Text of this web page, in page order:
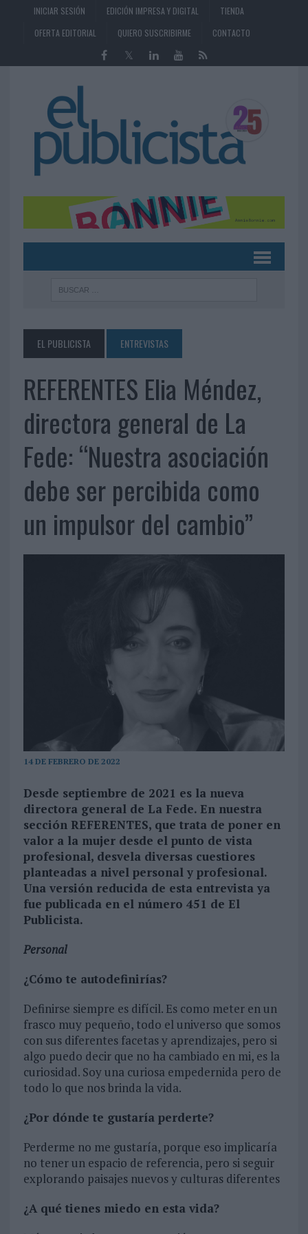
INICIAR SESIÓN EDICIÓN IMPRESA Y DIGITAL
TIENDA
OFERTA EDITORIAL
QUIERO SUSCRIBIRME CONTACTO
EL PUBLICISTA ENTREVISTAS
REFERENTES Elia Méndez,
directora general de La
Fede: “Nuestra asociación
debe ser percibida como
un impulsor del cambio”
14 DE FEBRERO DE 2022
Desde septiembre de 2021 es la nueva
directora general de La Fede. En nuestra
sección REFERENTES, que trata de poner en
valor a la mujer desde el punto de vista
profesional, desvela diversas cuestiores
planteadas a nivel personal y profesional.
Una versión reducida de esta entrevista ya
fue publicada en el número 451 de El
Publicista.
Personal
¿Cómo te autodefinirías?
Definirse siempre es difícil. Es como meter en un
frasco muy pequeño, todo el universo que somos
con sus diferentes facetas y aprendizajes, pero si
algo puedo decir que no ha cambiado en mi, es la
curiosidad. Soy una curiosa empedernida pero de
todo lo que nos brinda la vida.
¿Por dónde te gustaría perderte?
Perderme no me gustaría, porque eso implicaría
no tener un espacio de referencia, pero si seguir
explorando paisajes nuevos y culturas diferentes
¿A qué tienes miedo en esta vida?